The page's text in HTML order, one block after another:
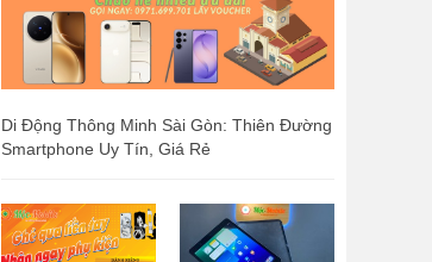
Di Động Thông Minh Sài Gòn: Thiên Đường
Smartphone Uy Tín, Giá Rẻ